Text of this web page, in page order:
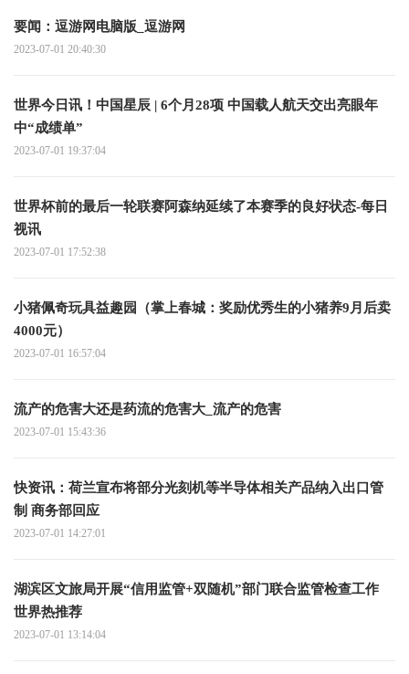
要闻：逗游网电脑版_逗游网
2023-07-01 20:40:30
世界今日讯！中国星辰 | 6个月28项 中国载人航天交出亮眼年
中“成绩单”
2023-07-01 19:37:04
世界杯前的最后一轮联赛阿森纳延续了本赛季的良好状态-每日
视讯
2023-07-01 17:52:38
小猪佩奇玩具益趣园（掌上春城：奖励优秀生的小猪养9月后卖
4000元）
2023-07-01 16:57:04
流产的危害大还是药流的危害大_流产的危害
2023-07-01 15:43:36
快资讯：荷兰宣布将部分光刻机等半导体相关产品纳入出口管
制 商务部回应
2023-07-01 14:27:01
湖滨区文旅局开展“信用监管+双随机”部门联合监管检查工作
世界热推荐
2023-07-01 13:14:04